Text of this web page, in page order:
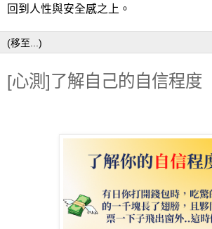
回到人性與安全感之上。
[心測]了解自己的自信程度